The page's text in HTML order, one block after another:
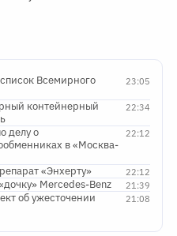
Всемирного
контейнерный
о
в «Москва-
«Энхерту»
21:39
Mercedes-Benz
21:08
об ужесточении